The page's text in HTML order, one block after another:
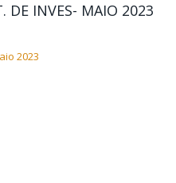
DE INVES- MAIO 2023
2023